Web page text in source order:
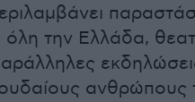
την Ελλάδα,
ανθρώπους